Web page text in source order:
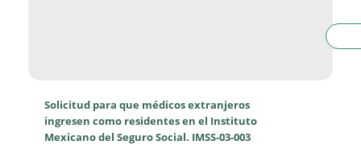
Solicitud para que médicos extranjeros
ingresen como residentes en el Instituto
Mexicano del Seguro Social. IMSS-03-003